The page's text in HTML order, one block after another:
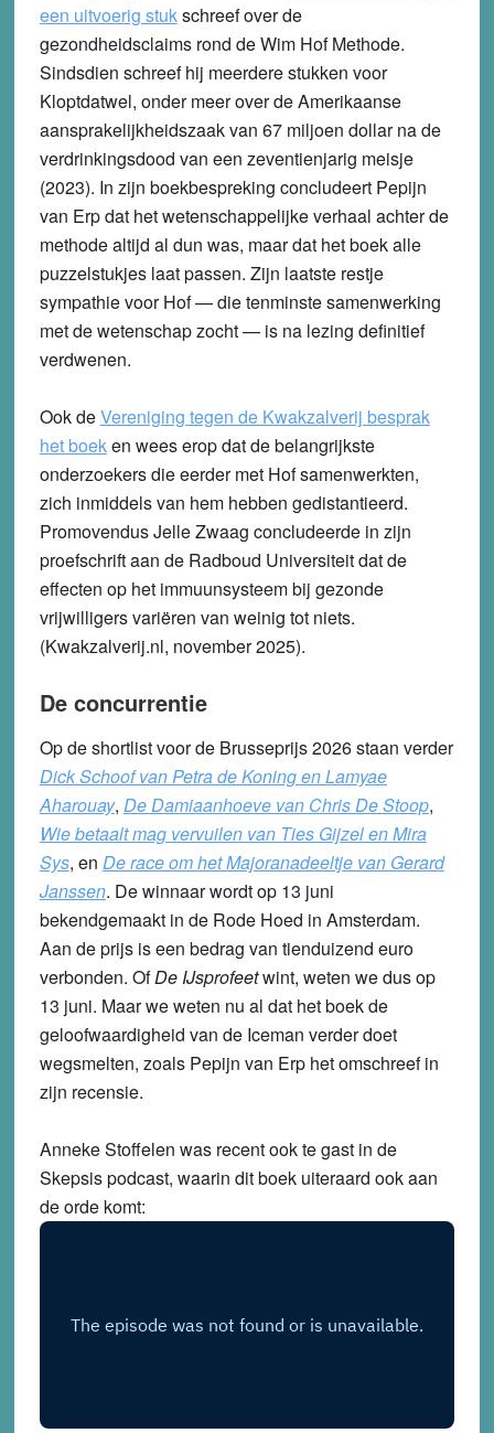
een uitvoerig stukschreef over de
gezondheidsclaims rond de Wim Hof Methode.
Sindsdien schreef hij meerdere stukken voor
Kloptdatwel, onder meer over de Amerikaanse
aansprakelijkheidszaak van 67 miljoen dollar na de
verdrinkingsdood van een zeventienjarig meisje
(2023). In zijn boekbespreking concludeert Pepijn
van Erp dat het wetenschappelijke verhaal achter de
methode altijd al dun was, maar dat het boek alle
puzzelstukjes laat passen. Zijn laatste restje
sympathie voor Hof — die tenminste samenwerking
met de wetenschap zocht — is na lezing definitief
verdwenen.
Ook deVereniging tegen de Kwakzalverij besprak
het boeken wees erop dat de belangrijkste
onderzoekers die eerder met Hof samenwerkten,
zich inmiddels van hem hebben gedistantieerd.
Promovendus Jelle Zwaag concludeerde in zijn
proefschrift aan de Radboud Universiteit dat de
effecten op het immuunsysteem bij gezonde
vrijwilligers variëren van weinig tot niets.
(Kwakzalverij.nl, november 2025).
De concurrentie
Op de shortlist voor de Brusseprijs 2026 staan verder
Dick Schoof van Petra de Koning en Lamyae
Aharouay, De Damiaanhoeve van Chris De Stoop,
Wie betaalt mag vervuilen van Ties Gijzel en Mira
Sys, en De race om het Majoranadeeltje van Gerard
Janssen. De winnaar wordt op 13 juni
bekendgemaakt in de Rode Hoed in Amsterdam.
Aan de prijs is een bedrag van tienduizend euro
verbonden. OfDe IJsprofeetwint, weten we dus op
13 juni. Maar we weten nu al dat het boek de
geloofwaardigheid van de Iceman verder doet
wegsmelten, zoals Pepijn van Erp het omschreef in
zijn recensie.
Anneke Stoffelen was recent ook te gast in de
Skepsis podcast, waarin dit boek uiteraard ook aan
de orde komt: